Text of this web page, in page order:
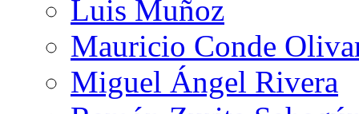
Luis Muñoz
Mauricio Conde
Miguel Ángel Rivera